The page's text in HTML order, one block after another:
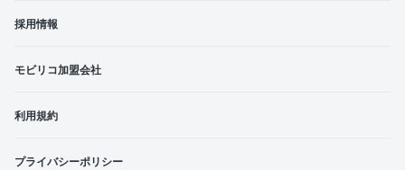
採用情報
モビリコ加盟会社
利用規約
プライバシーポリシー